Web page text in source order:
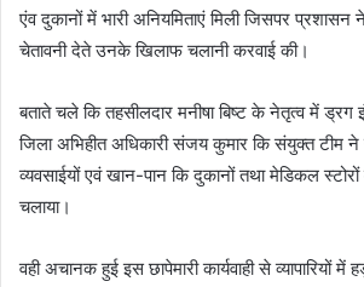
एंव दुकानों में भारी अनियमिताएं मिली जिसपर प्रशासन
चेतावनी देते उनके खिलाफ चलानी करवाई की।
बताते चले कि तहसीलदार मनीषा बिष्ट के नेतृत्व में ड्रग
जिला अभिहीत अधिकारी संजय कुमार कि संयुक्त टीम ने
व्यवसाईयों एवं खान-पान कि दुकानों तथा मेडिकल स्टोरों
चलाया।
वही अचानक हुई इस छापेमारी कार्यवाही से व्यापारियों में